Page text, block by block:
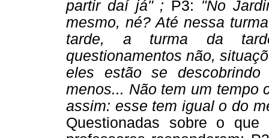
partir daí já" ; P3: "No
mesmo, né? Até nessa
tarde, a turma da
questionamentos não,
eles estão se
menos... Não tem um tempo
assim: esse tem igual o do
Questionadas sobre o